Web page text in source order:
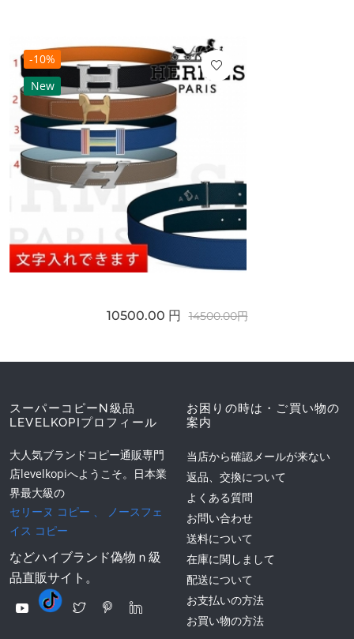
-10%
New
10500.00 円 14500.00円
スーパーコピーN級品
LEVELKOPIプロフィール
大人気ブランドコピー通販専門
店levelkopiへようこそ。日本業
界最大級の
セリーヌ コピー 、
ノースフェ
イス コピー
などハイブランド偽物ｎ級
品直販サイト。
お困りの時は・ご買い物の
案内
当店から確認メールが来ない
返品、交換について
よくある質問
お問い合わせ
送料について
在庫に関しまして
配送について
お支払いの方法
お買い物の方法